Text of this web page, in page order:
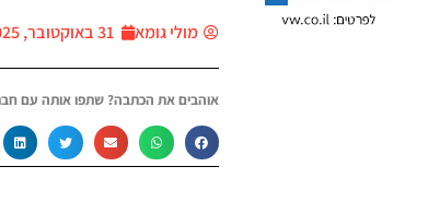
מולי גומא 31 באוקטובר, 2025
אוהבים את הכתבה? שתפו אותה עם